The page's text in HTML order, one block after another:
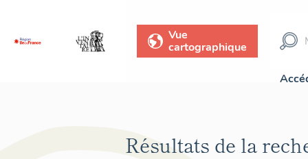
Vue
cartographique
Résultats de la